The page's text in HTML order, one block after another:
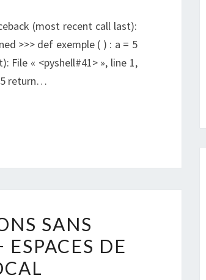
(most recent call last):
>>> def exemple ( ) : a = 5
File « <pyshell#41> », line 1,
5 return…
SANS
DE